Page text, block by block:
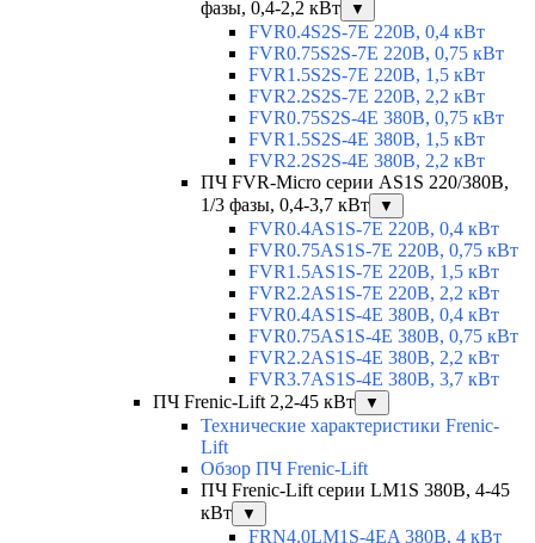
фазы, 0,4-2,2 кВт
▼
FVR0.4S2S-7E 220В, 0,4 кВт
FVR0.75S2S-7E 220В, 0,75 кВт
FVR1.5S2S-7E 220В, 1,5 кВт
FVR2.2S2S-7E 220В, 2,2 кВт
FVR0.75S2S-4E 380В, 0,75 кВт
FVR1.5S2S-4E 380В, 1,5 кВт
FVR2.2S2S-4E 380В, 2,2 кВт
ПЧ FVR-Micro серии AS1S 220/380В,
1/3 фазы, 0,4-3,7 кВт
▼
FVR0.4AS1S-7E 220В, 0,4 кВт
FVR0.75AS1S-7E 220В, 0,75 кВт
FVR1.5AS1S-7E 220В, 1,5 кВт
FVR2.2AS1S-7E 220В, 2,2 кВт
FVR0.4AS1S-4E 380В, 0,4 кВт
FVR0.75AS1S-4E 380В, 0,75 кВт
FVR2.2AS1S-4E 380В, 2,2 кВт
FVR3.7AS1S-4E 380В, 3,7 кВт
ПЧ Frenic-Lift 2,2-45 кВт
▼
Технические характеристики Frenic-
Lift
Обзор ПЧ Frenic-Lift
ПЧ Frenic-Lift серии LM1S 380В, 4-45
кВт
▼
FRN4.0LM1S-4EA 380В, 4 кВт